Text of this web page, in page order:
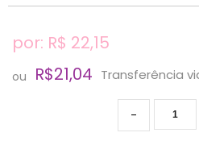
por: R$ 22,15
ou R$21,04 Transferência
-